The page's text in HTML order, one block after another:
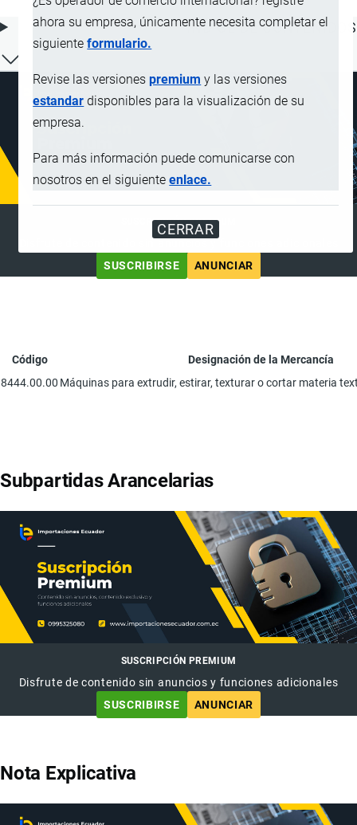
ahora su empresa, únicamente necesita completar el
siguienteformulario.
Revise las versionespremium y las versiones
estandar disponibles para la visualización de su
empresa.
Para más información puede comunicarse con
nosotros en el siguienteenlace.
CERRAR
ÍNDICE DE CONTENIDOS
SUSCRIPCIÓN PREMIUM
SUSCRIBIRSE
ANUNCIAR
Código
Designación de la Mercancía
8444.00.00 Máquinas para extrudir, estirar, texturar o cortar materia
Subpartidas Arancelarias
SUSCRIPCIÓN PREMIUM
Disfrute de contenido sin anuncios y funciones adicionales
SUSCRIBIRSE
ANUNCIAR
Nota Explicativa